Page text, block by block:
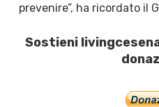
prevenire”, ha ricordato il
Sostieni